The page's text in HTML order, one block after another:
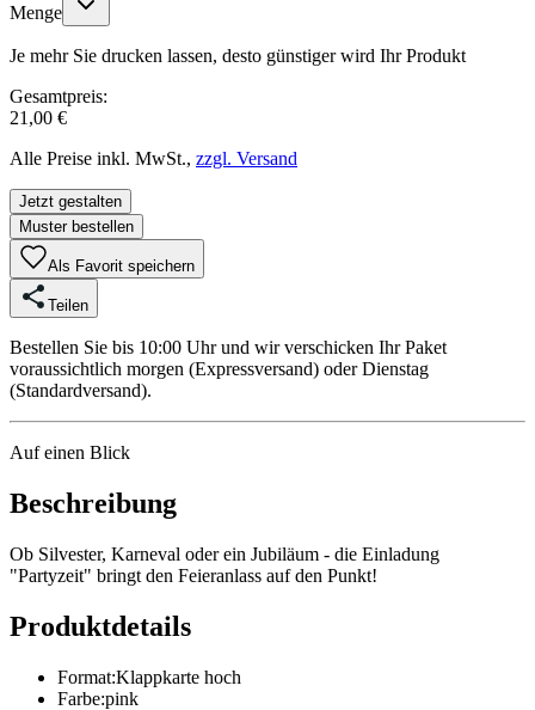
Menge
Je mehr Sie drucken lassen, desto günstiger wird Ihr Produkt
Gesamtpreis:
21,00 €
Alle Preise inkl. MwSt., zzgl. Versand
Jetzt gestalten
Muster bestellen
Als Favorit speichern
Teilen
Bestellen Sie bis 10:00 Uhr und wir verschicken Ihr Paket
voraussichtlich morgen (Expressversand) oder Dienstag
(Standardversand).
Auf einen Blick
Beschreibung
Ob Silvester, Karneval oder ein Jubiläum - die Einladung
"Partyzeit" bringt den Feieranlass auf den Punkt!
Produktdetails
Format:Klappkarte hoch
Farbe:pink